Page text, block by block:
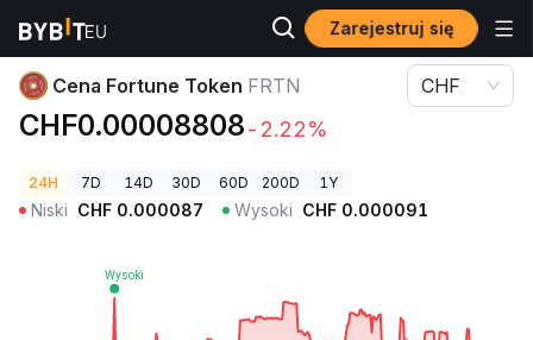
Zarejestruj się
Ceny kryptowalut Cena Fortune Token FRTN
Cena Fortune Token FRTN
CHF0.00008808-2.22%
CHF
24H 7D 14D 30D 60D 200D 1Y
Niski CHF 0.000087 Wysoki CHF 0.000091